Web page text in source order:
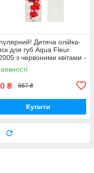
Дитяча олійка-
для губ Aqua Fleur
з червоними квітами -
якість тільки на
₴ 667 ₴
Купити